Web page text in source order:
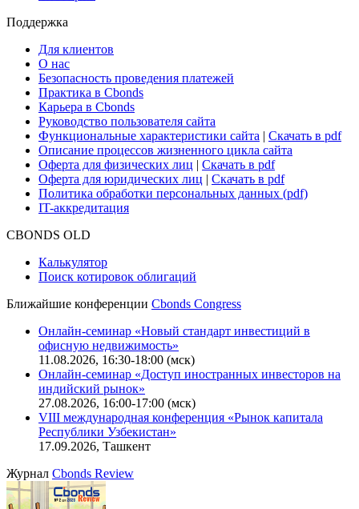
Сбондс-ТВ
Глоссарий
Поддержка
Для клиентов
О нас
Безопасность проведения платежей
Практика в Cbonds
Карьера в Cbonds
Руководство пользователя сайта
Функциональные характеристики сайта|Скачать в pdf
Описание процессов жизненного цикла сайта
Оферта для юридических лиц
IT-аккредитация
Поиск котировок облигаций
Ближайшие конференцииCbonds Congress
Онлайн-семинар «Новый стандарт инвестиций в
офисную недвижимость»
11.08.2026, 16:30-18:00 (мск)
Онлайн-семинар «Доступ иностранных инвесторов на
индийский рынок»
VIII международная конференция «Рынок капитала
Республики Узбекистан»
17.09.2026, Ташкент